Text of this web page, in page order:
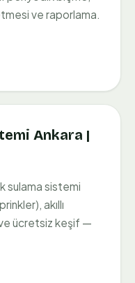
ve raporlama.
Ankara |
sulama sistemi
akıllı
ücretsiz keşif —